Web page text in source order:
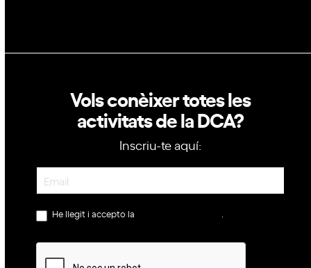
Vols conèixer totes les
activitats de la DCA?
Inscriu-te aquí:
He llegit i accepto la